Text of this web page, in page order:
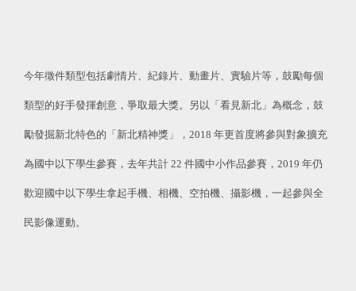
今年徵件類型包括劇情片、紀錄片、動畫片、實驗片等，鼓勵每個
類型的好手發揮創意，爭取最大獎。另以「看見新北」為概念，鼓
勵發掘新北特色的「新北精神獎」，2018 年更首度將參與對象擴充
為國中以下學生參賽，去年共計 22 件國中小作品參賽，2019 年仍
歡迎國中以下學生拿起手機、相機、空拍機、攝影機，一起參與全
民影像運動。